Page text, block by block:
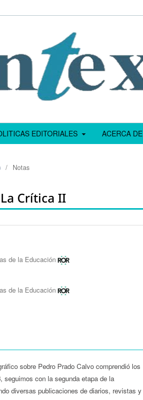
EDITORIALES ACERCA DE
/ Notas
Crítica II
de la Educación
de la Educación
sobre Pedro Prado Calvo comprendió los
seguimos con la segunda etapa de la
diversas publicaciones de diarios, revistas y